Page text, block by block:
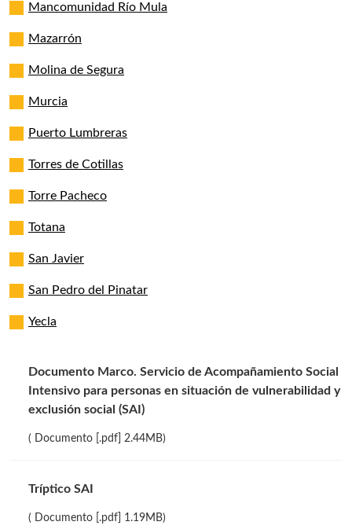
Mancomunidad Río Mula
Mazarrón
Molina de Segura
Murcia
Puerto Lumbreras
Torres de Cotillas
Torre Pacheco
Totana
San Javier
San Pedro del Pinatar
Yecla
Documento Marco. Servicio de Acompañamiento Social
Intensivo para personas en situación de vulnerabilidad y
exclusión social (SAI)
( Documento [.pdf] 2.44MB)
Tríptico SAI
( Documento [.pdf] 1.19MB)